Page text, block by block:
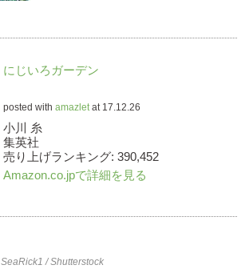
にじいろガーデン
posted with amazletat 17.12.26
小川 糸
集英社
売り上げランキング: 390,452
Amazon.co.jpで詳細を見る
SeaRick1 / Shutterstock